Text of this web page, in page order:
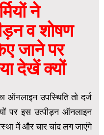
ने
व शोषण
जाने पर
देखें क्यों
ऑनलाइन उपस्थिति तो दर्ज
पर इस उत्पीड़न ऑनलाइन
में और चार चांद लग जाएंगे